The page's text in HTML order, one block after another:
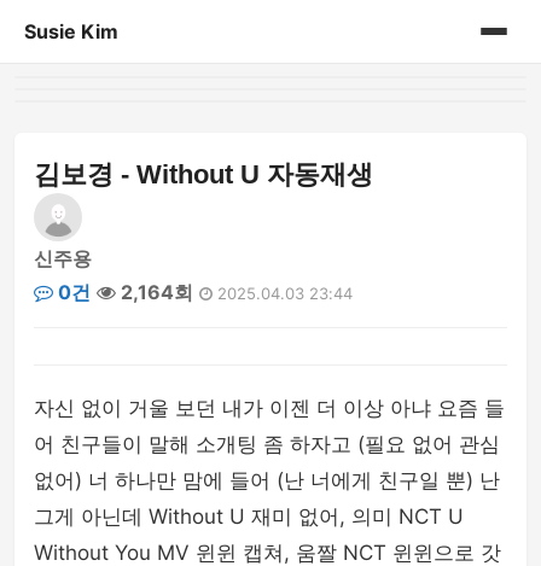
Susie Kim
김보경 - Without U 자동재생
신주용
0건
2,164회 2025.04.03 23:44
자신 없이 거울 보던 내가 이젠 더 이상 아냐 요즘 들
어 친구들이 말해 소개팅 좀 하자고 (필요 없어 관심
없어) 너 하나만 맘에 들어 (난 너에게 친구일 뿐) 난
그게 아닌데 Without U 재미 없어, 의미 NCT U
Without You MV 윈윈 캡쳐, 움짤 NCT 윈윈으로 갓